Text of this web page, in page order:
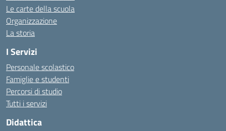
Le carte della scuola
Organizzazione
La storia
I Servizi
Personale scolastico
Famiglie e studenti
Percorsi di studio
Tutti i servizi
Didattica